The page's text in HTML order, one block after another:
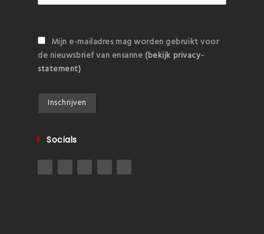
Mijn e-mailadres mag worden gebruikt voor
de nieuwsbrief van ensanne (bekijk privacy-
statement)
Socials